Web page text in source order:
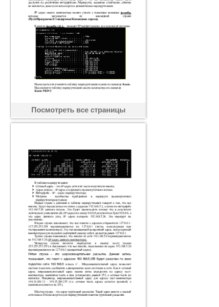
Посмотреть все страницы